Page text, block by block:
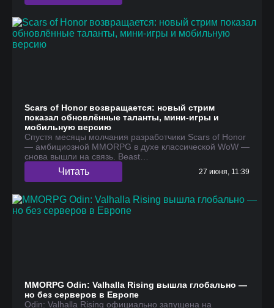
Scars of Honor возвращается: новый стрим
показал обновлённые таланты, мини-игры и
мобильную версию
Спустя месяцы молчания разработчики Scars of Honor
— амбициозной MMORPG в духе классической WoW —
снова вышли на связь. Beast…
Читать 27 июня, 11:39
MMORPG Odin: Valhalla Rising вышла глобально —
но без серверов в Европе
Odin: Valhalla Rising официально запущена на